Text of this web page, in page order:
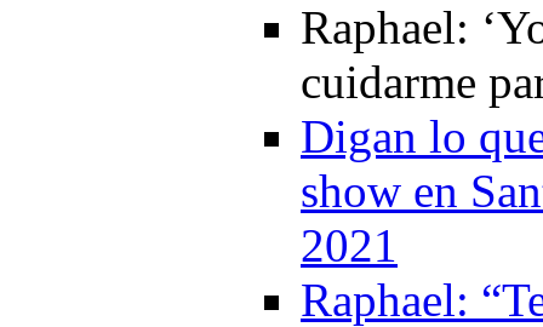
Raphael:
cuidarme
Digan lo
show en
2021
Raphael: